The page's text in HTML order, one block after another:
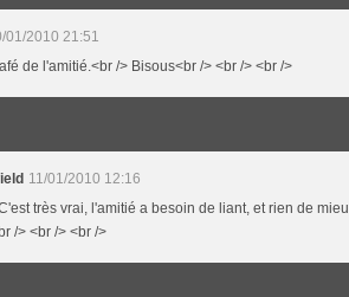
01/2010 21:51
de l'amitié.<br /> Bisous<br /> <br /> <br />
11/01/2010 12:16
très vrai, l'amitié a besoin de liant, et rien de
/> <br /> <br />